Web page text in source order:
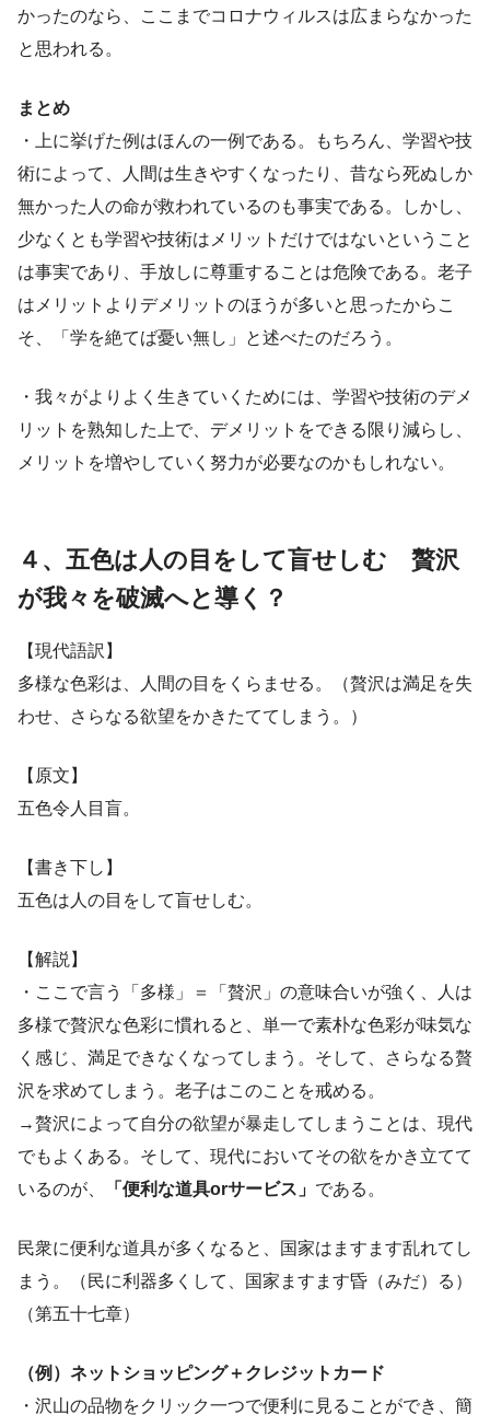
かったのなら、ここまでコロナウィルスは広まらなかった
と思われる。
まとめ
・上に挙げた例はほんの一例である。もちろん、学習や技
術によって、人間は生きやすくなったり、昔なら死ぬしか
無かった人の命が救われているのも事実である。しかし、
少なくとも学習や技術はメリットだけではないということ
は事実であり、手放しに尊重することは危険である。老子
はメリットよりデメリットのほうが多いと思ったからこ
そ、「学を絶てば憂い無し」と述べたのだろう。
・我々がよりよく生きていくためには、学習や技術のデメ
リットを熟知した上で、デメリットをできる限り減らし、
メリットを増やしていく努力が必要なのかもしれない。
４、五色は人の目をして盲せしむ 贅沢
が我々を破滅へと導く？
【現代語訳】
多様な色彩は、人間の目をくらませる。（贅沢は満足を失
わせ、さらなる欲望をかきたててしまう。）
【原文】
五色令人目盲。
【書き下し】
五色は人の目をして盲せしむ。
【解説】
・ここで言う「多様」＝「贅沢」の意味合いが強く、人は
多様で贅沢な色彩に慣れると、単一で素朴な色彩が味気な
く感じ、満足できなくなってしまう。そして、さらなる贅
沢を求めてしまう。老子はこのことを戒める。
→贅沢によって自分の欲望が暴走してしまうことは、現代
でもよくある。そして、現代においてその欲をかき立てて
いるのが、
「便利な道具orサービス」 である。
民衆に便利な道具が多くなると、国家はますます乱れてし
まう。（民に利器多くして、国家ますます昏（みだ）る）
（第五十七章）
（例）ネットショッピング＋クレジットカード
・沢山の品物をクリック一つで便利に見ることができ、簡